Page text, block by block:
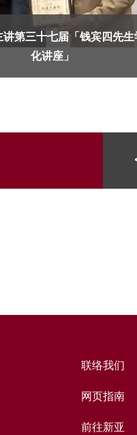
第三十七届「钱宾四先
化讲座」
联络我们
网页指南
前往新亚